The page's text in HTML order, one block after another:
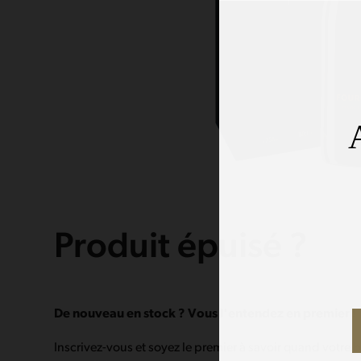
Produit épuisé ?
De nouveau en stock ? Vous l'entendez en premier !
Inscrivez-vous et soyez le premier à savoir quand votre